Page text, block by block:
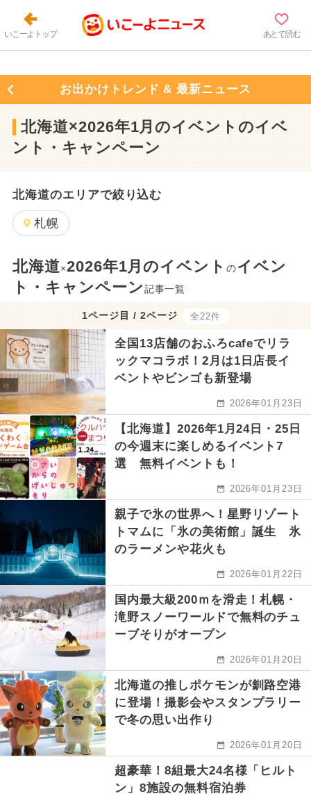
いこーよトップ あとで読む
お出かけトレンド & 最新ニュース
北海道×2026年1月のイベントのイベ
ント・キャンペーン
北海道のエリアで絞り込む
札幌
北海道×2026年1月のイベントのイベン
ト・キャンペーン記事一覧
1ページ目 / 2ページ 全22件
全国13店舗のおふろcafeでリラ
ックマコラボ！2月は1日店長イ
ベントやビンゴも新登場
2026年01月23日
【北海道】2026年1月24日・25日
の今週末に楽しめるイベント7
選 無料イベントも！
2026年01月23日
親子で氷の世界へ！星野リゾート
トマムに「氷の美術館」誕生 氷
のラーメンや花火も
2026年01月22日
国内最大級200ｍを滑走！札幌・
滝野スノーワールドで無料のチュ
ーブそりがオープン
2026年01月20日
北海道の推しポケモンが釧路空港
に登場！撮影会やスタンプラリー
で冬の思い出作り
2026年01月20日
超豪華！8組最大24名様「ヒルト
ン」8施設の無料宿泊券